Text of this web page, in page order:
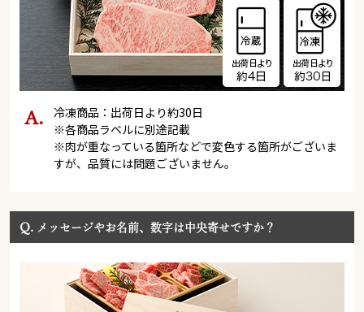
冷凍商品：出荷日より約30日
※各商品ラベルに別途記載
※肉が重なっている箇所などで変色する箇所がございま
すが、品質には問題ございません。
Q. メッセージやお名前、数字は中央寄せですか？